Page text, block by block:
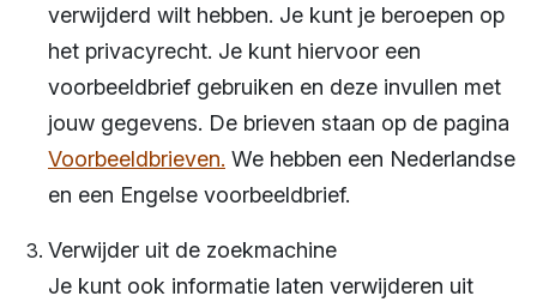
verwijderd wilt hebben. Je kunt je beroepen op
het privacyrecht. Je kunt hiervoor een
voorbeeldbrief gebruiken en deze invullen met
jouw gegevens. De brieven staan op de pagina
Voorbeeldbrieven. We hebben een Nederlandse
en een Engelse voorbeeldbrief.
Verwijder uit de zoekmachine
Je kunt ook informatie laten verwijderen uit